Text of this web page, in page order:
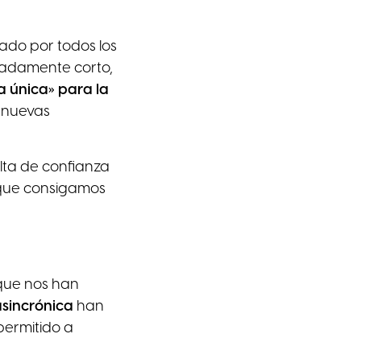
por todos los
corto,
única» para la
de confianza
consigamos
nos han
han
a